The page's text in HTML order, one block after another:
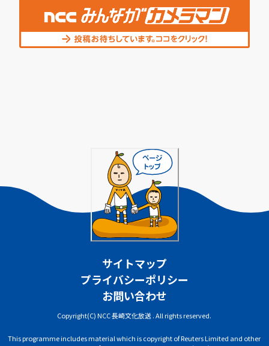
サイトマップ
プライバシーポリシー
お問い合わせ
Copyright(C) NCC 長崎文化放送 . All rights reserved.
This programme includes material which is copyright of Reuters Limited and other